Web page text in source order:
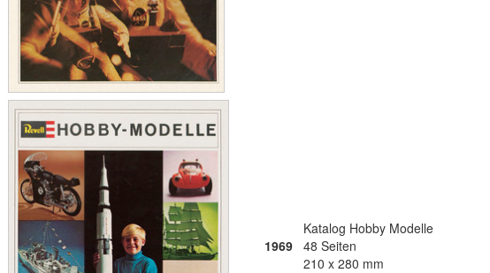
1969
Katalog Hobby Modelle
48 Seiten
210 x 280 mm